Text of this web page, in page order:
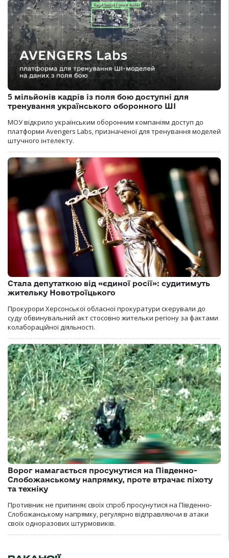
5 мільйонів кадрів із поля бою доступні для
тренування українського оборонного ШІ
МОУ відкрило українським оборонним компаніям доступ до
платформи Avengers Labs, призначеної для тренування моделей
штучного інтелекту.
Стала депутаткою від «єдиної росії»: судитимуть
жительку Новотроїцького
Прокурори Херсонської обласної прокуратури скерували до
суду обвинувальний акт стосовно жительки регіону за фактами
колабораційної діяльності.
Ворог намагається просунутися на Південно-
Слобожанському напрямку, проте втрачає піхоту
та техніку
Противник не припиняє своїх спроб просунутися на Південно-
Слобожанському напрямку, регулярно відправляючи в атаки
своїх одноразових штурмовиків.